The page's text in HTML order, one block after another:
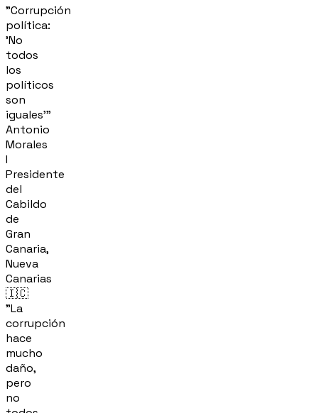
"Corrupción
política:
'No
todos
los
políticos
son
iguales'"
Antonio
Morales
I
Presidente
del
Cabildo
de
Gran
Canaria,
Nueva
Canarias
🇮🇨
"La
corrupción
hace
mucho
daño,
pero
no